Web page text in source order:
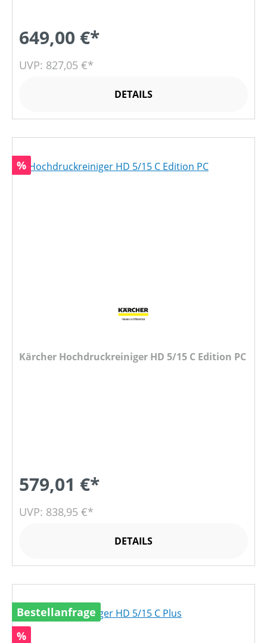
649,00 €*
UVP: 827,05 €*
DETAILS
Rabatt
%
Kärcher Hochdruckreiniger HD 5/15 C Edition PC
579,01 €*
UVP: 838,95 €*
DETAILS
Bestellanfrage
Rabatt
%